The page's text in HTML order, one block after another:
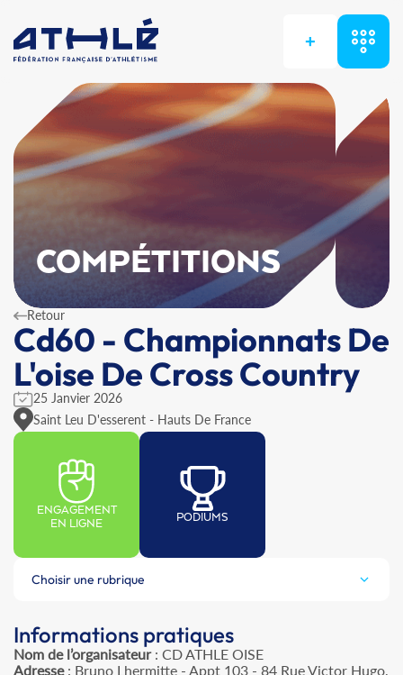
+
COMPÉTITIONS
Retour
Cd60 - Championnats De
L'oise De Cross Country
25 Janvier 2026
Saint Leu D'esserent - Hauts De France
ENGAGEMENT
EN LIGNE
PODIUMS
Choisir une rubrique
Informations pratiques
Nom de l’organisateur: CD ATHLE OISE
Adresse: Bruno Lhermitte - Appt 103 - 84 Rue Victor Hugo,